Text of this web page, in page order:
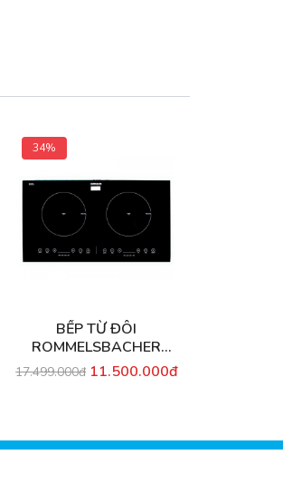
34%
BẾP TỪ ĐÔI
ROMMELSBACHER
EBC3410/IN
17.499.000đ 11.500.000đ